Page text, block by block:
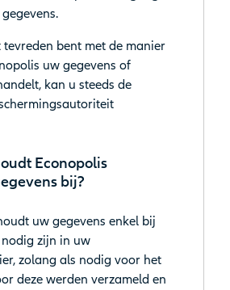
tevreden bent met de manier
uw gegevens of
kan u steeds de
Econopolis
bij?
uw gegevens enkel bij
zijn in uw
zolang als nodig voor het
deze werden verzameld en